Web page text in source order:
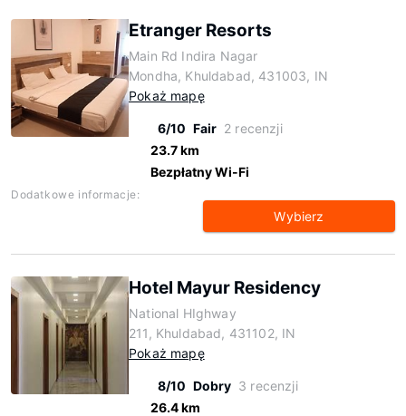
Etranger Resorts
Main Rd Indira Nagar
Mondha, Khuldabad, 431003, IN
Pokaż mapę
6/10 Fair 2 recenzji
23.7 km
Bezpłatny Wi-Fi
Dodatkowe informacje:
Wybierz
Hotel Mayur Residency
National HIghway
211, Khuldabad, 431102, IN
Pokaż mapę
8/10 Dobry 3 recenzji
26.4 km